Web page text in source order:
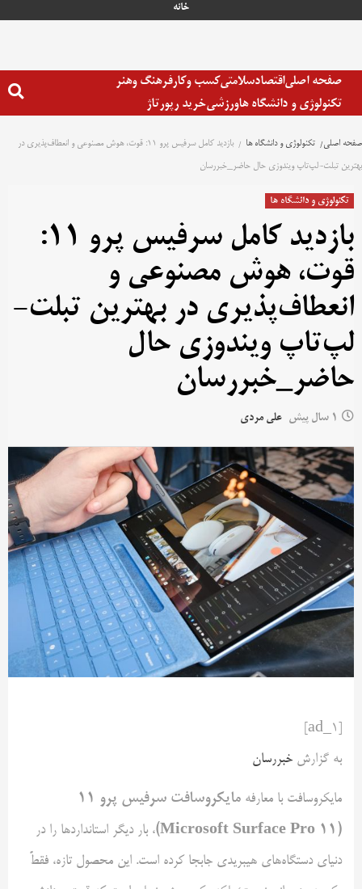
خانه
صفحه اصلیاقتصادسلامتیکسب وکارفرهنگ وهنر
تکنولوژی و دانشگاه هاورزشیخرید رپورتاژ
صفحه اصلی تکنولوژی و دانشگاه ها
بازدید کامل سرفیس پرو ۱۱: قوت، هوش مصنوعی و انعطاف‌پذیری در
بهترین تبلت-لپ‌تاپ ویندوزی حال حاضر_خبررسان
تکنولوژی و دانشگاه ها
بازدید کامل سرفیس پرو ۱۱:
قوت، هوش مصنوعی و
انعطاف‌پذیری در بهترین تبلت-
لپ‌تاپ ویندوزی حال
حاضر_خبررسان
1 سال پیش علی مردی
به گزارش خبررسان
مایکروسافت با معارفه مایکروسافت سرفیس پرو ۱۱
(
Microsoft Surface Pro 11
)، بار دیگر استانداردها را در
دنیای دستگاه‌های هیبریدی جابجا کرده است. این محصول تازه، فقطً